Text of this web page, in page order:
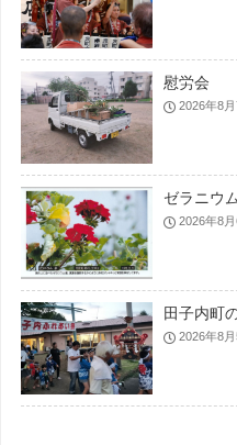
慰労会
2026年8月
ゼラニウ
2026年8月
田子内町
2026年8月